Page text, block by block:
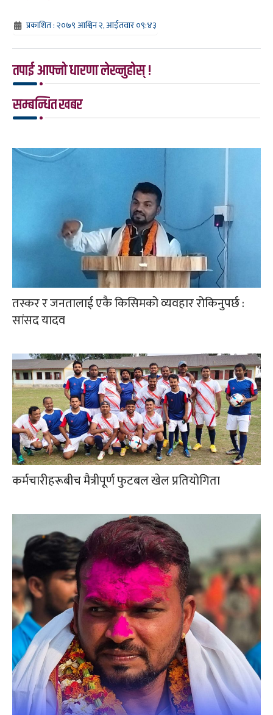
प्रकाशित : २०७९ आश्विन २, आईतवार ०९:४३
तपाई आफ्नो धारणा लेख्नुहोस् !
सम्बन्धित खबर
तस्कर र जनतालाई एकै किसिमको व्यवहार रोकिनुपर्छ :
सांसद यादव
कर्मचारीहरूबीच मैत्रीपूर्ण फुटबल खेल प्रतियोगिता